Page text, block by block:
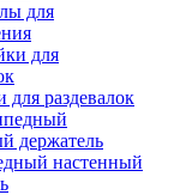
для
для раздевалок
настенный